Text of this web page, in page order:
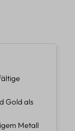
Gold als
Metall